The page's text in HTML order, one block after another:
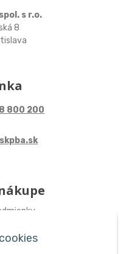
s r.o.
8
800 200
nás